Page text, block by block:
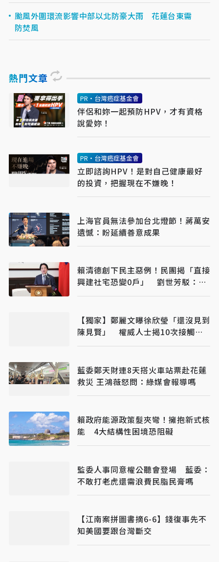
颱風外圍環流影響中部以北防豪大雨 花蓮台東需
防焚風
熱門文章
PR・台灣癌症基金會
伴侶和妳一起預防HPV，才有資格
說愛妳！
PR・台灣癌症基金會
立即諮詢HPV！是對自己健康最好
的投資，把握現在不嫌晚！
上海官員無法參加台北燈節！蔣萬安
遺憾：盼延續善意成果
賴清德創下民主惡例！民團揭「直接
興建社宅恐變0戶」 劉世芳駁：以
偏概全
【獨家】鄭麗文曝徐欣瑩「還沒見到
陳見賢」 權威人士揭10次接觸未
果：整合最後一哩路
藍委鄭天財連8天搭火車站票赴花蓮
救災 王鴻薇怒問：綠媒會報導嗎
賴政府能源政策髮夾彎！擁抱新式核
能 4大結構性困境恐阻礙
監委人事同意權公聽會登場 藍委：
不敢打老虎還需浪費民脂民膏嗎
【江南案拼圖書摘6-6】錢復事先不
知美國要跟台灣斷交